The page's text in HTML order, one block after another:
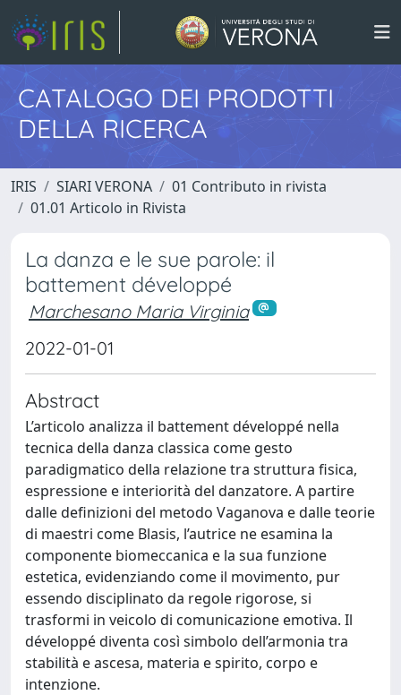
CATALOGO DEI PRODOTTI
DELLA RICERCA
IRIS SIARI VERONA
01 Contributo in rivista
01.01 Articolo in Rivista
La danza e le sue parole: il
battement développé
Marchesano Maria Virginia
2022-01-01
Abstract
L’articolo analizza il battement développé nella
tecnica della danza classica come gesto
paradigmatico della relazione tra struttura fisica,
espressione e interiorità del danzatore. A partire
dalle definizioni del metodo Vaganova e dalle teorie
di maestri come Blasis, l’autrice ne esamina la
componente biomeccanica e la sua funzione
estetica, evidenziando come il movimento, pur
essendo disciplinato da regole rigorose, si
trasformi in veicolo di comunicazione emotiva. Il
développé diventa così simbolo dell’armonia tra
stabilità e ascesa, materia e spirito, corpo e
intenzione.